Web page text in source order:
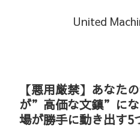
United
【悪用厳禁】あなた
が”高価な文鎮”にな
場が勝手に動き出す5